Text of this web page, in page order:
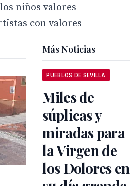
niños valores
con valores
Más Noticias
PUEBLOS DE SEVILLA
Miles de
súplicas y
miradas para
la Virgen de
los Dolores en